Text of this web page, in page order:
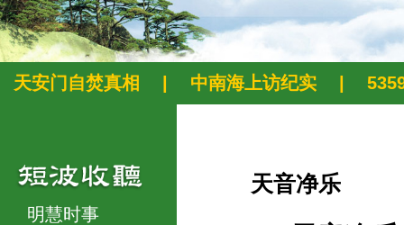
天安门自焚真相 中南海上访纪实
明慧时事
天音净乐